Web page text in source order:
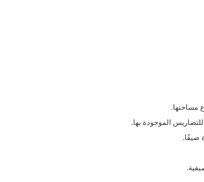
مساحتها.
الموجودة بها.
صيفًا.